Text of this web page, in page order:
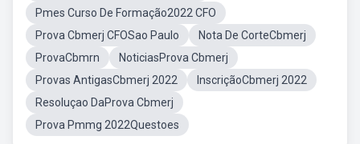
Pmes Curso De Formação2022 CFO
Prova Cbmerj CFOSao Paulo
Nota De CorteCbmerj
ProvaCbmrn
NoticiasProva Cbmerj
Provas AntigasCbmerj 2022
InscriçãoCbmerj 2022
Resoluçao DaProva Cbmerj
Prova Pmmg 2022Questoes